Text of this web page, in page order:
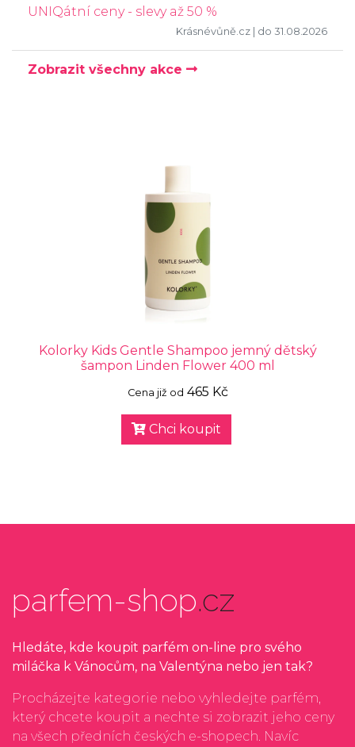
UNIQátní ceny - slevy až 50 %
Krásnévůně.cz | do 31.08.2026
Zobrazit všechny akce
Kolorky Kids Gentle Shampoo jemný dětský
šampon Linden Flower 400 ml
Cena již od 465 Kč
Chci koupit
parfem-shop.cz
Hledáte, kde koupit parfém on-line pro svého
miláčka k Vánocům, na Valentýna nebo jen tak?
Procházejte kategorie nebo vyhledejte parfém,
který chcete koupit a nechte si zobrazit jeho ceny
na všech předních českých e-shopech. Navíc